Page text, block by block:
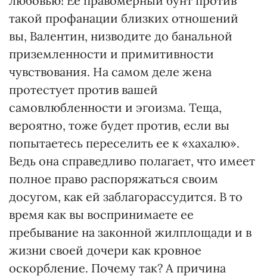
такой профанации близких отношений
вы, Валентин, низводите до банальной
приземленности и примитивности
чувствования. На самом деле жена
протестует против вашей
самовлюбленности и эгоизма. Теща,
вероятно, тоже будет против, если вы
попытаетесь переселить ее к «хахалю».
Ведь она справедливо полагает, что имеет
полное право распоряжаться своим
досугом, как ей заблагорассудится. В то
время как вы воспринимаете ее
пребывание на законной жилплощади и в
жизни своей дочери как кровное
оскорбление. Почему так? А причина